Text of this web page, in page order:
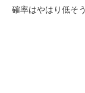
確率はやはり低そう